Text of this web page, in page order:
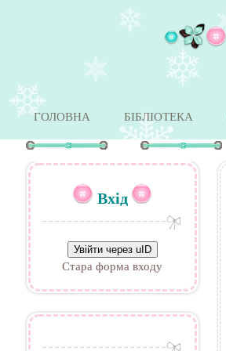
ГОЛОВНА БІБЛІОТЕКА
Вхід
Увійти через uID
Стара форма входу